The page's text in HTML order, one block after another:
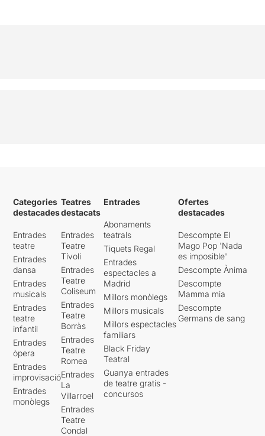
Categories
destacades
Entrades
teatre
Entrades
dansa
Entrades
musicals
Entrades
teatre
infantil
Entrades
òpera
Entrades
improvisació
Entrades
monòlegs
Teatres
destacats
Entrades
Teatre
Tívoli
Entrades
Teatre
Coliseum
Entrades
Teatre
Borràs
Entrades
Teatre
Romea
Entrades
La
Villarroel
Entrades
Teatre
Condal
Entrades
Abonaments
teatrals
Tiquets Regal
Entrades
espectacles a
Madrid
Millors monòlegs
Millors musicals
Millors espectacles
familiars
Black Friday
Teatral
Guanya entrades
de teatre gratis -
concursos
Ofertes
destacades
Descompte El
Mago Pop 'Nada
es imposible'
Descompte Ànima
Descompte
Mamma mia
Descompte
Germans de sang